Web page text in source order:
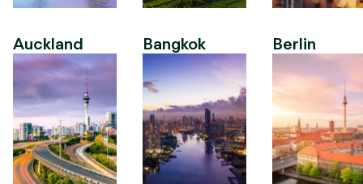
Auckland Bangkok Berlin